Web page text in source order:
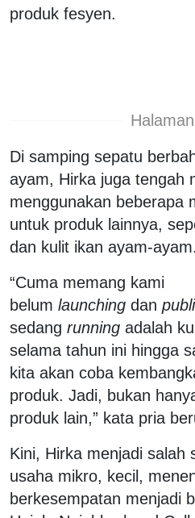
produk fesyen.
Di samping sepatu
ayam, Hirka juga tengah
menggunakan beberapa
untuk produk lainnya,
dan kulit ikan ayam-ayam.
“Cuma memang kami
belum launching dan
sedang running adalah
selama tahun ini hingga
kita akan coba
produk. Jadi, bukan
produk lain,” kata pria
Kini, Hirka menjadi salah
usaha mikro, kecil,
berkesempatan menjadi